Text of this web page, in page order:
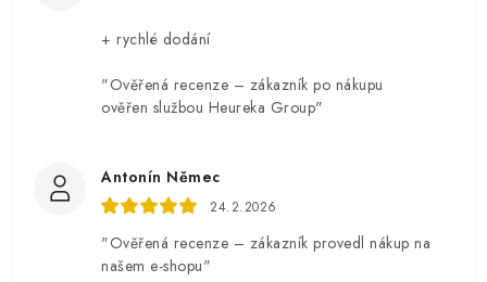
+ rychlé dodání
"Ověřená recenze – zákazník po nákupu
ověřen službou Heureka Group"
Antonín Němec
24.2.2026
"Ověřená recenze – zákazník provedl nákup na
našem e-shopu"